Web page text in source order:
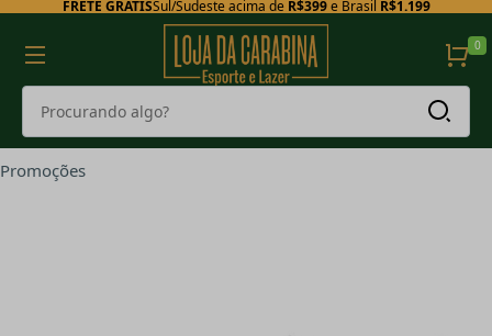
FRETE GRÁTISSul/Sudeste acima de R$399e Brasil R$1.199
0
Promoções